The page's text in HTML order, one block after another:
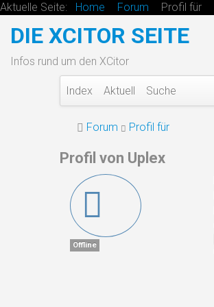
DIE XCITOR SEITE
Infos rund um den XCitor
Aktuelle Seite: Home Forum Profil für
Index Aktuell Suche
Forum Profil für
Profil von Uplex
Offline